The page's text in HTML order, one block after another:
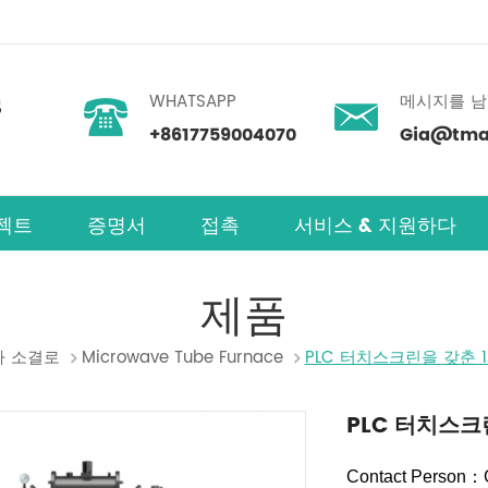
WHATSAPP
+8617759004070
메시지를
트 증명서 접촉 서비스 & 지원하다
제품
소결로 Microwave Tube Furnace PLC 터치스크린을 갖춘
PLC 터치스
Contact Person：